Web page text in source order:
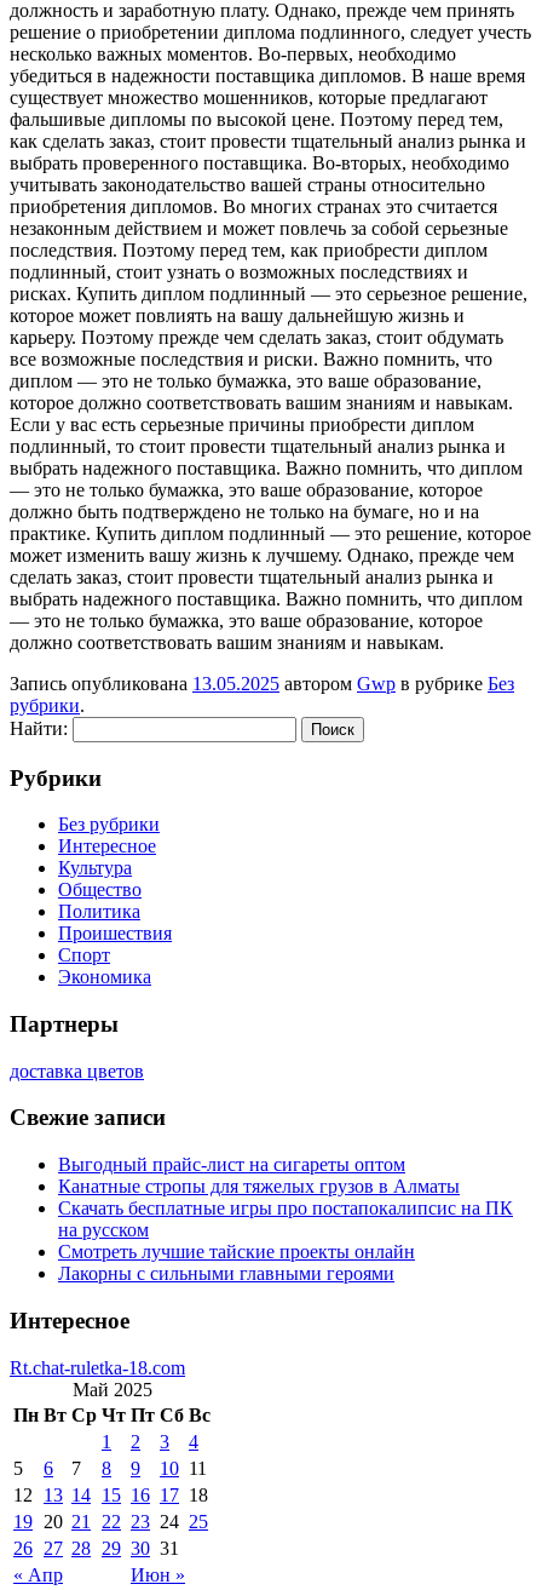
должность и заработную плату. Однако, прежде чем принять
решение о приобретении диплома подлинного, следует учесть
несколько важных моментов. Во-первых, необходимо
убедиться в надежности поставщика дипломов. В наше время
существует множество мошенников, которые предлагают
фальшивые дипломы по высокой цене. Поэтому перед тем,
как сделать заказ, стоит провести тщательный анализ рынка и
выбрать проверенного поставщика. Во-вторых, необходимо
учитывать законодательство вашей страны относительно
приобретения дипломов. Во многих странах это считается
незаконным действием и может повлечь за собой серьезные
последствия. Поэтому перед тем, как приобрести диплом
подлинный, стоит узнать о возможных последствиях и
рисках. Купить диплом подлинный — это серьезное решение,
которое может повлиять на вашу дальнейшую жизнь и
карьеру. Поэтому прежде чем сделать заказ, стоит обдумать
все возможные последствия и риски. Важно помнить, что
диплом — это не только бумажка, это ваше образование,
которое должно соответствовать вашим знаниям и навыкам.
Если у вас есть серьезные причины приобрести диплом
подлинный, то стоит провести тщательный анализ рынка и
выбрать надежного поставщика. Важно помнить, что диплом
— это не только бумажка, это ваше образование, которое
должно быть подтверждено не только на бумаге, но и на
практике. Купить диплом подлинный — это решение, которое
может изменить вашу жизнь к лучшему. Однако, прежде чем
сделать заказ, стоит провести тщательный анализ рынка и
выбрать надежного поставщика. Важно помнить, что диплом
— это не только бумажка, это ваше образование, которое
должно соответствовать вашим знаниям и навыкам.
Запись опубликована 13.05.2025 автором Gwp в рубрике Без
рубрики.
Найти:
Рубрики
Без рубрики
Интересное
Культура
Общество
Политика
Проишествия
Спорт
Экономика
Партнеры
доставка цветов
Свежие записи
Выгодный прайс-лист на сигареты оптом
Канатные стропы для тяжелых грузов в Алматы
Скачать бесплатные игры про постапокалипсис на ПК
на русском
Смотреть лучшие тайские проекты онлайн
Лакорны с сильными главными героями
Интересное
Rt.chat-ruletka-18.com
Май 2025
Пн Вт Ср Чт Пт Сб Вс
« Апр Июн »
1 2 3
4
5
6 7 8 9 10 11
12
13 14 15 16 17 18
19 20 21 22 23 24 25
26 27 28 29 30 31